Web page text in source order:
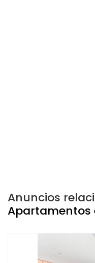
Anuncios
Apartamentos